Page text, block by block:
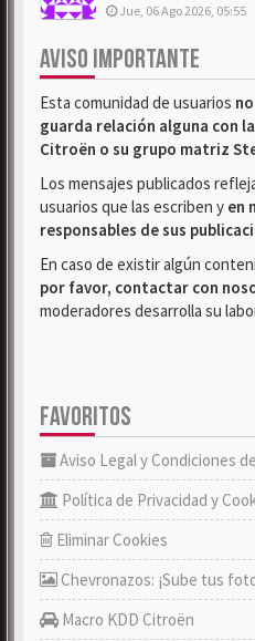
Jue, 06 Ago 2026, 05:55
AVISO IMPORTANTE
Esta comunidad de usuarios
guarda relación alguna con
Citroën o su grupo matriz
Los mensajes publicados
usuarios que las escriben y en
responsables de sus
En caso de existir algún
por favor, contactar con
moderadores desarrolla su
FAVORITOS
Aviso Legal y Condiciones
Política de Privacidad y
Eliminar Cookies
Chevronazos: ¡Sube tus
Macro KDD Citroën